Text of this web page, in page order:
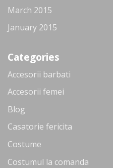
March 2015
January 2015
Categories
Accesorii barbati
Accesorii femei
Blog
Casatorie fericita
Costume
Costumul la comanda